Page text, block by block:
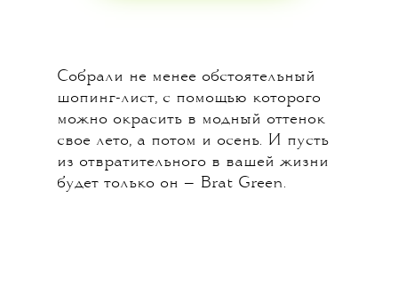
Собрали не менее обстоятельный
шопинг-лист, с помощью которого
можно окрасить в модный оттенок
свое лето, а потом и осень. И пусть
из отвратительного в вашей жизни
будет только он — Brat Green.